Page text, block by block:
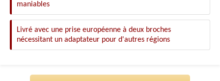
maniables
Livré avec une prise européenne à deux broches
nécessitant un adaptateur pour d'autres régions